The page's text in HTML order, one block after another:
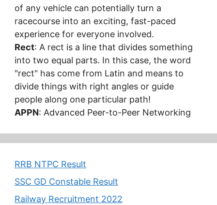
of any vehicle can potentially turn a
racecourse into an exciting, fast-paced
experience for everyone involved.
Rect: A rect is a line that divides something
into two equal parts. In this case, the word
"rect" has come from Latin and means to
divide things with right angles or guide
people along one particular path!
APPN: Advanced Peer-to-Peer Networking
RRB NTPC Result
SSC GD Constable Result
Railway Recruitment 2022